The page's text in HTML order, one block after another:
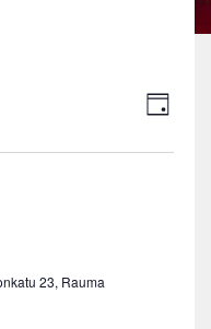
Päivä
23, Rauma